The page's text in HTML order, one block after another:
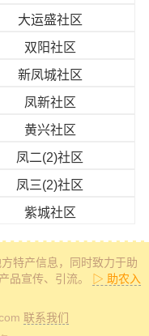
大运盛社区
双阳社区
新凤城社区
凤新社区
黄兴社区
凤二(2)社区
凤三(2)社区
紫城社区
特产信息 ，同时致力于助
品宣传、引流。
▷ 助农入
联系我们